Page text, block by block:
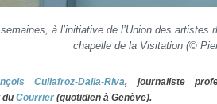
à l’initiative de l’Union des
chapelle de la Visitation (©
Cullafroz-Dalla-Riva, journaliste
du Courrier (quotidien à Genève).